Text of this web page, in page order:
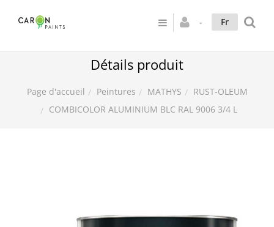
Fr
Détails produit
Page d'accueil Peintures MATHYS
RUST-OLEUM
COMBICOLOR ALUMINIUM BLC RAL 9006 3/4 L